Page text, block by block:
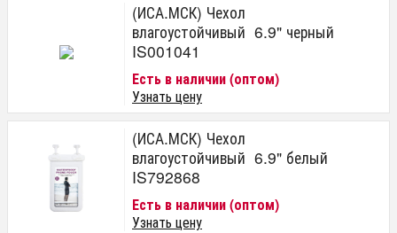
(ИСА.МСК) Чехол
влагоустойчивый 6.9" черный
IS001041
Есть в наличии (оптом)
Узнать цену
(ИСА.МСК) Чехол
влагоустойчивый 6.9" белый
IS792868
Есть в наличии (оптом)
Узнать цену